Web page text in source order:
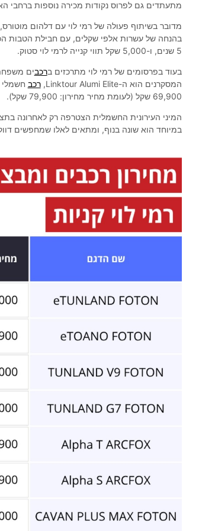
מתעתדים גם לפרוס נקודות מכירה נוספות ברחבי
מדובר בשיתוף פעולה של רמי לוי עם דלהום
5 שנים, ו-5,000 שקל תווי קנייה לרמי לוי סטוק.
בעוד בפרסומים של רמי לוי מתרכזים ברכב
המסקרנים הוא ה-Linktour Alumi Elite,
רכב חשמלי
69,900 שקל (לעומת מחיר מחירון: 79,900 שקל).
המיני העירונית החשמלית הצטרפה רק לאחרונה
במיוחד הוא שונה בנוף, ומתאים לאלו שמחפשים